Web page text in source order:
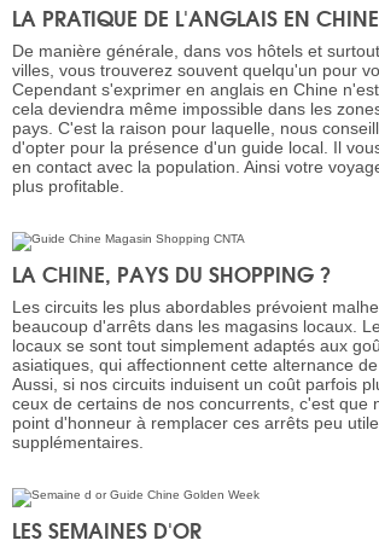
LA PRATIQUE DE L'ANGLAIS EN CHINE
De manière générale, dans vos hôtels et
villes, vous trouverez souvent quelqu'un pour
Cependant s'exprimer en anglais en Chine
cela deviendra même impossible dans les
pays. C'est la raison pour laquelle, nous
d'opter pour la présence d'un guide local. Il
en contact avec la population. Ainsi votre
plus profitable.
LA CHINE, PAYS DU SHOPPING ?
Les circuits les plus abordables prévoient
beaucoup d'arrêts dans les magasins locaux.
locaux se sont tout simplement adaptés aux
asiatiques, qui affectionnent cette alternance
Aussi, si nos circuits induisent un coût parfois
ceux de certains de nos concurrents, c'est que
point d'honneur à remplacer ces arrêts peu
supplémentaires.
LES SEMAINES D'OR